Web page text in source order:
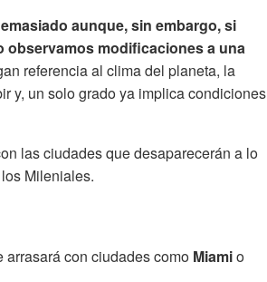
aunque, sin embargo, si
observamos modificaciones a una
referencia al clima del planeta, la
y, un solo grado ya implica condiciones
las ciudades que desaparecerán a lo
Mileniales.
arrasará con ciudades como Miamio